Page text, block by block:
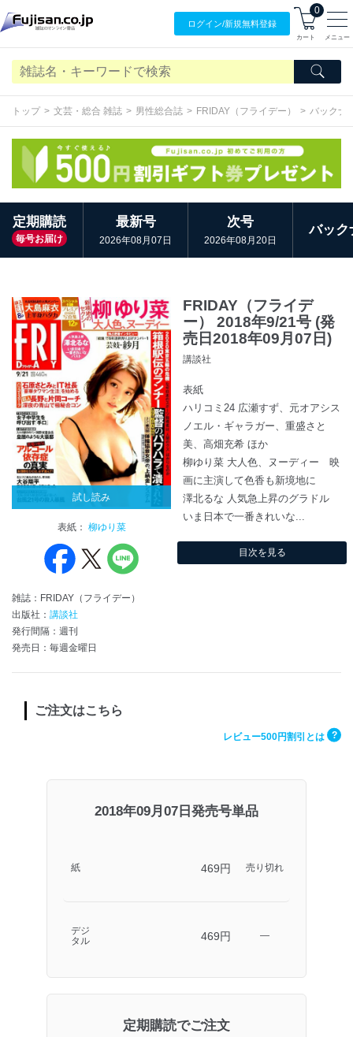
ログイン/新規無料登録
0
カート メニュー
トップ 文芸・総合 雑誌 男性総合誌 FRIDAY（フライデー） バックナ
定期購読
毎号お届け
最新号
2026年08月07日
次号
2026年08月20日
バック
試し読み
表紙： 柳ゆり菜
雑誌：FRIDAY（フライデー）
出版社： 講談社
発行間隔：週刊
発売日：毎週金曜日
FRIDAY（フライデ
ー） 2018年9/21号 (発
売日2018年09月07日)
講談社
表紙
ハリコミ24 広瀬すず、元オアシス
ノエル・ギャラガー、重盛さと
美、高畑充希 ほか
柳ゆり菜 大人色、ヌーディー 映
画に主演して色香も新境地に
澤北るな 人気急上昇のグラドル
いま日本で一番きれいな...
目次を見る
ご注文はこちら
レビュー500円割引とは ?
2018年09月07日発売号単品
紙 469円 売り切れ
デジ
タル
469円 ―
定期購読でご注文